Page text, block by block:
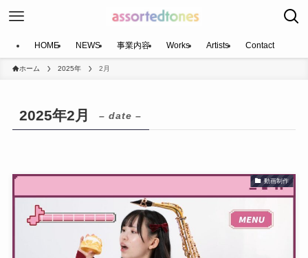
HOME NEWS 事業内容 Works Artists Contact
ホーム 2025年 2月
2025年2月 – date –
動画制作